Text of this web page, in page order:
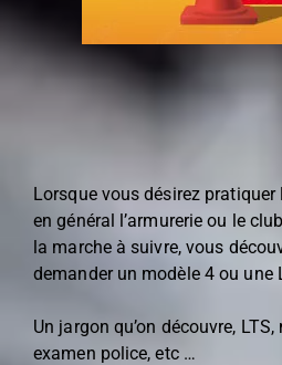
Lorsque vous désirez pratiquer
en général l’armurerie ou le
la marche à suivre, vous
demander un modèle 4 ou une
Un jargon qu’on découvre,
examen police, etc …